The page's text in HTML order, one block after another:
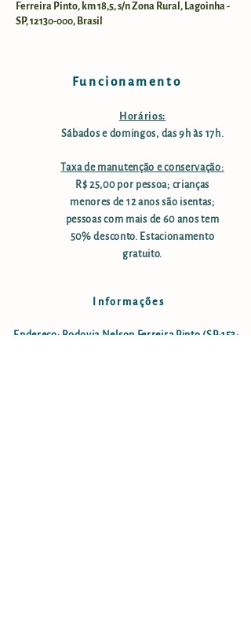
Ferreira Pinto, km 18,5, s/n Zona Rural, Lagoinha -
SP, 12130-000, Brasil
Funcionamento
Horários:
Sábados e domingos, das 9h às 17h.
Taxa de manutenção e conservação:
R$ 25,00 por pessoa; crianças
menores de 12 anos são isentas;
pessoas com mais de 60 anos tem
50% desconto. Estacionamento
gratuito.
Informações
Endereço: Rodovia Nelson Ferreira Pinto (SP-153;